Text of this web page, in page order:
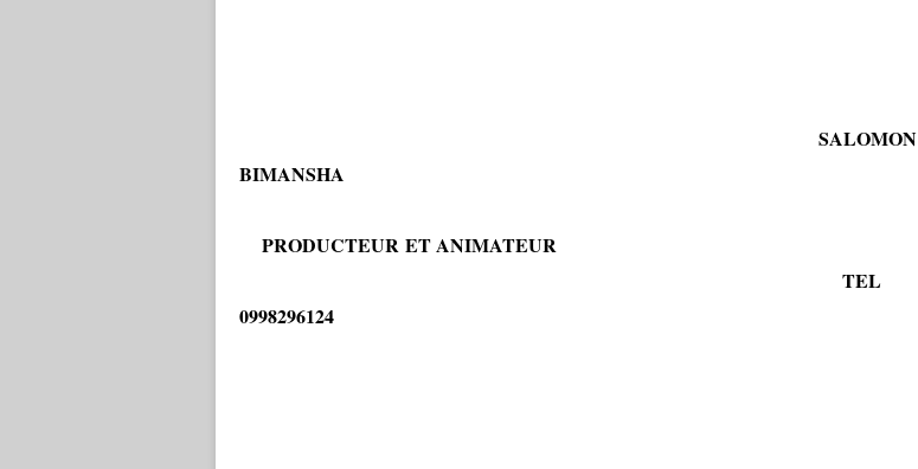
SALOMON
BIMANSHA
PRODUCTEUR ET ANIMATEUR
TEL
0998296124